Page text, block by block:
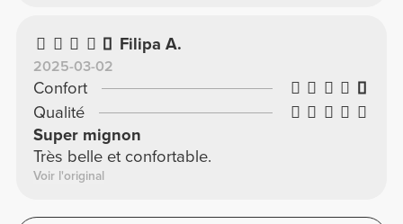
Filipa A.
2025-03-02
Confort
Qualité
Super mignon
Très belle et confortable.
Voir l'original